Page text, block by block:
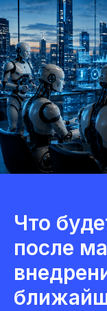
Что
после